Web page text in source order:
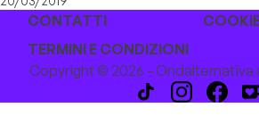
CONTATTI
TERMINI E CONDIZIONI
Copyright © 2026 - Ondalternativa